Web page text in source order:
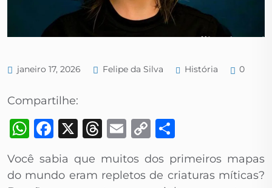
janeiro 17, 2026 Felipe da Silva História 0
Compartilhe:
WhatsApp
Facebook
X Threads
Email
Copy
Link
Você sabia que muitos dos primeiros mapas
do mundo eram repletos de criaturas míticas?